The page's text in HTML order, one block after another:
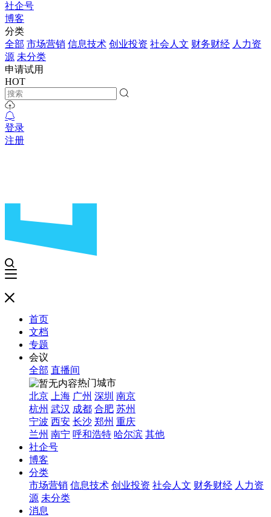
社企号
博客
分类
全部 市场营销 信息技术 创业投资 社会人文 财务财经 人力资
源 未分类
申请试用
HOT
登录
注册
首页
文档
专题
会议
全部 直播间
热门城市
北京
上海 广州 深圳 南京
杭州 武汉 成都 合肥 苏州
宁波 西安 长沙 郑州 重庆
兰州 南宁 呼和浩特 哈尔滨 其他
社企号
博客
分类
市场营销 信息技术 创业投资 社会人文 财务财经 人力资
源 未分类
消息